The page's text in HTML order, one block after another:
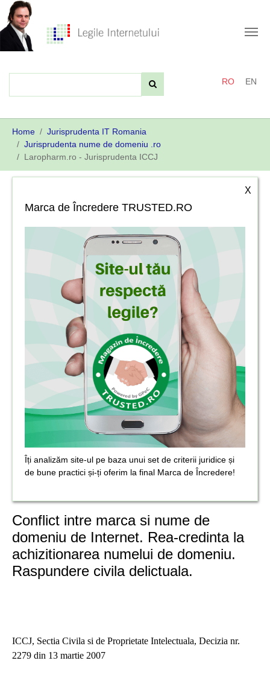
Skip
main
content
RO EN
here:
Home
Jurisprudenta IT Romania
Jurisprudenta nume de domeniu .ro
Laropharm.ro - Jurisprudenta ICCJ
X
Marca de Încredere TRUSTED.RO
Îți analizăm site-ul pe baza unui set de criterii juridice și
de bune practici și-ți oferim la final Marca de Încredere!
Conflict intre marca si nume de
domeniu de Internet. Rea-credinta la
achizitionarea numelui de domeniu.
Raspundere civila delictuala.
ICCJ, Sectia Civila si de Proprietate Intelectuala, Decizia nr.
2279 din 13 martie 2007